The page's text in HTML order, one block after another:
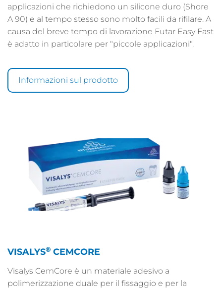
applicazioni che richiedono un silicone duro (Shore
A 90) e al tempo stesso sono molto facili da rifilare. A
causa del breve tempo di lavorazione Futar Easy Fast
è adatto in particolare per "piccole applicazioni".
Informazioni sul prodotto
VISALYS® CEMCORE
Visalys CemCore è un materiale adesivo a
polimerizzazione duale per il fissaggio e per la